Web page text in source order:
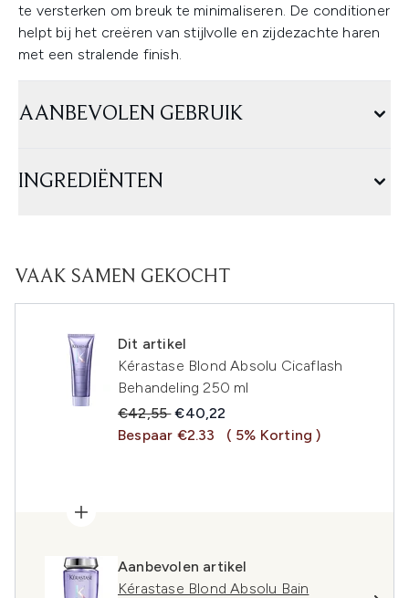
te versterken om breuk te minimaliseren. De conditioner
helpt bij het creëren van stijlvolle en zijdezachte haren
met een stralende finish.
AANBEVOLEN GEBRUIK
INGREDIËNTEN
VAAK SAMEN GEKOCHT
Dit artikel
Kérastase Blond Absolu Cicaflash
Behandeling 250 ml
Recommended Retail Price:
€42,55Huidige prijs:
€40,22
Bespaar €2.33
( 5% Korting )
Aanbevolen artikel
Kérastase Blond Absolu Bain